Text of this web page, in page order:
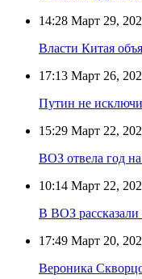
14:28 Март 29,
Власти Китая
17:13 Март 26,
Путин не
15:29 Март 22,
ВОЗ отвела год
10:14 Март 22,
В ВОЗ рассказали
17:49 Март 20,
Вероника